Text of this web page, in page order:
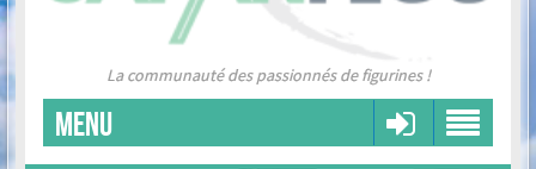
La communauté des passionnés de figurines !
MENU